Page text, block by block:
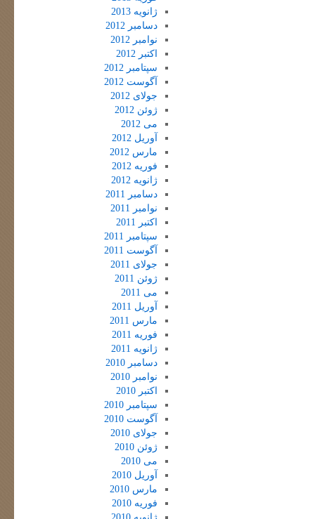
ژانویه 2013
دسامبر 2012
نوامبر 2012
اکتبر 2012
سپتامبر 2012
آگوست 2012
جولای 2012
ژوئن 2012
می 2012
آوریل 2012
مارس 2012
فوریه 2012
ژانویه 2012
دسامبر 2011
نوامبر 2011
اکتبر 2011
سپتامبر 2011
آگوست 2011
جولای 2011
ژوئن 2011
می 2011
آوریل 2011
مارس 2011
فوریه 2011
ژانویه 2011
دسامبر 2010
نوامبر 2010
اکتبر 2010
سپتامبر 2010
آگوست 2010
جولای 2010
ژوئن 2010
می 2010
آوریل 2010
مارس 2010
فوریه 2010